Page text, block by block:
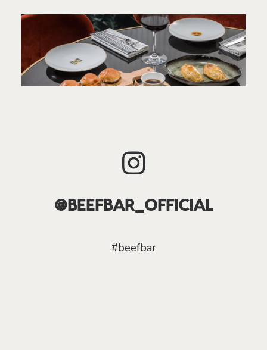
@BEEFBAR_OFFICIAL
#beefbar